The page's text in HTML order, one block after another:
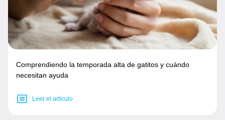
Comprendiendo la temporada alta de gatitos y cuándo
necesitan ayuda
Leer el artículo